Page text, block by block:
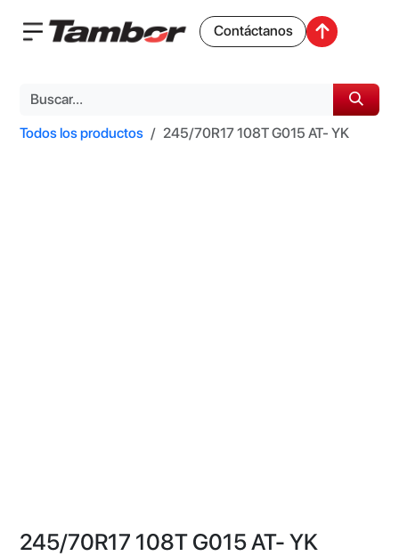
Contáctanos
Todos los productos 245/70R17 108T G015 AT- YK
245/70R17 108T G015 AT- YK